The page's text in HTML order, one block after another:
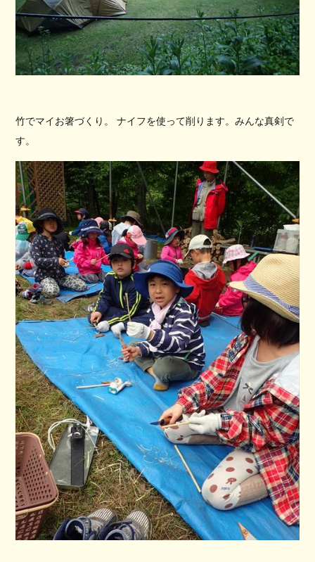
竹でマイお箸づくり。 ナイフを使って削ります。みんな真剣で
す。